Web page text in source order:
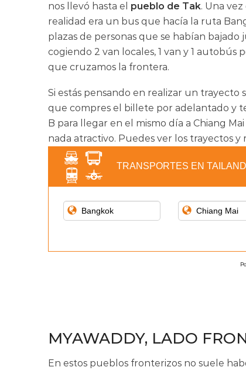
nos llevó hasta el pueblo de Tak. Una
realidad era un bus que hacía la ruta
plazas de personas que se habían
cogiendo 2 van locales, 1 van y 1
que cruzamos la frontera.
Si estás pensando en realizar un
que compres el billete por adelantado y
B para llegar en el mismo día a Chiang
nada atractivo. Puedes ver los trayectos y
TRANSPORTES EN
MYAWADDY, LADO
En estos pueblos fronterizos no suele